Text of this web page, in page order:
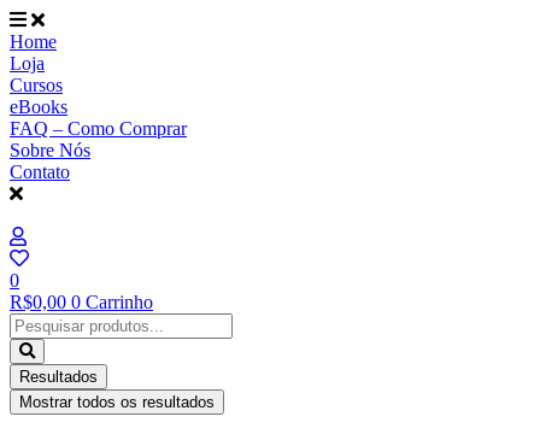
Ir
para
o
conteúdo
Home
Loja
Cursos
eBooks
FAQ – Como Comprar
Sobre Nós
Contato
0
R$0,00 0 Carrinho
Pesquisar
...
Resultados
Mostrar todos os resultados